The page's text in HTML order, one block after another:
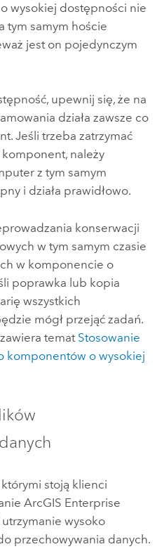
wysokiej dostępności nie
tym samym hoście
jest on pojedynczym
upewnij się, że na
działa zawsze co
Jeśli trzeba zatrzymać
należy
z tym samym
i działa prawidłowo.
konserwacji
w tym samym czasie
w komponencie o
poprawka lub kopia
wszystkich
mógł przejąć zadań.
temat Stosowanie
komponentów o wysokiej
stoją klienci
ArcGIS Enterprise
wysoko
przechowywania danych.